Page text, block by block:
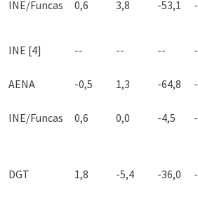
INE/Funcas 0,6 3,8 -53,1
INE [4] -- -- --
AENA -0,5 1,3 -64,8
INE/Funcas 0,6 0,0 -4,5
DGT 1,8 -5,4 -36,0